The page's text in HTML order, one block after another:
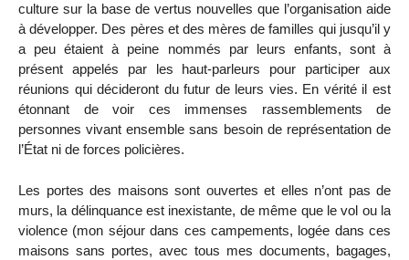
culture sur la base de vertus nouvelles que l’organisation aide
à développer. Des pères et des mères de familles qui jusqu’il y
a peu étaient à peine nommés par leurs enfants, sont à
présent appelés par les haut-parleurs pour participer aux
réunions qui décideront du futur de leurs vies. En vérité il est
étonnant de voir ces immenses rassemblements de
personnes vivant ensemble sans besoin de représentation de
l’État ni de forces policières.
Les portes des maisons sont ouvertes et elles n’ont pas de
murs, la délinquance est inexistante, de même que le vol ou la
violence (mon séjour dans ces campements, logée dans ces
maisons sans portes, avec tous mes documents, bagages,